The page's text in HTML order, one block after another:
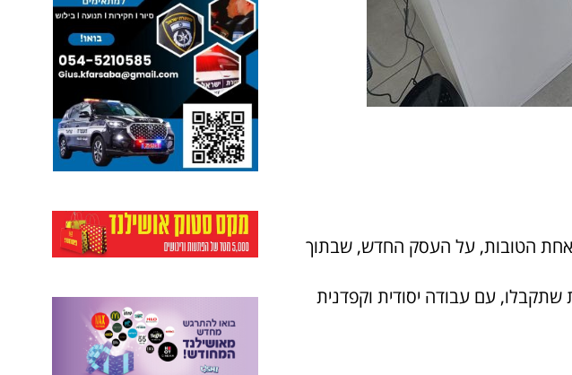
הטובות, על העסק החדש, שבתוך
עם עבודה יסודית וקפדנית